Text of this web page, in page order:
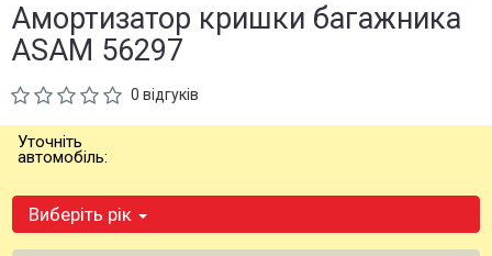
Амортизатор кришки багажника
ASAM 56297
0 відгуків
Уточніть
автомобіль:
Виберіть рік